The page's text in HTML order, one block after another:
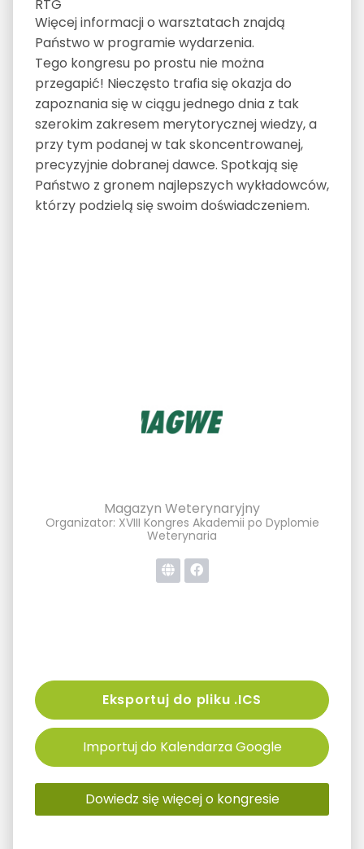
RTG
Więcej informacji o warsztatach znajdą
Państwo w programie wydarzenia.
Tego kongresu po prostu nie można
przegapić! Nieczęsto trafia się okazja do
zapoznania się w ciągu jednego dnia z tak
szerokim zakresem merytorycznej wiedzy, a
przy tym podanej w tak skoncentrowanej,
precyzyjnie dobranej dawce. Spotkają się
Państwo z gronem najlepszych wykładowców,
którzy podzielą się swoim doświadczeniem.
Magazyn Weterynaryjny
Organizator: XVIII Kongres Akademii po Dyplomie
Weterynaria
Eksportuj do pliku .ICS
Importuj do Kalendarza Google
Dowiedz się więcej o kongresie